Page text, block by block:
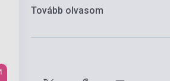
Tovább olvasom